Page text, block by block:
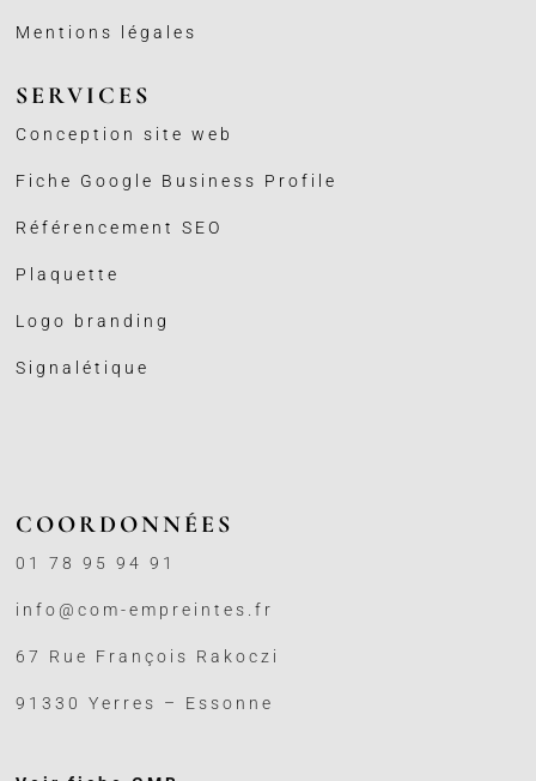
Mentions légales
SERVICES
Conception site web
Fiche Google Business Profile
Référencement SEO
Plaquette
Logo branding
Signalétique
COORDONNÉES
01 78 95 94 91
info@com-empreintes.fr
67 Rue François Rakoczi
91330 Yerres – Essonne